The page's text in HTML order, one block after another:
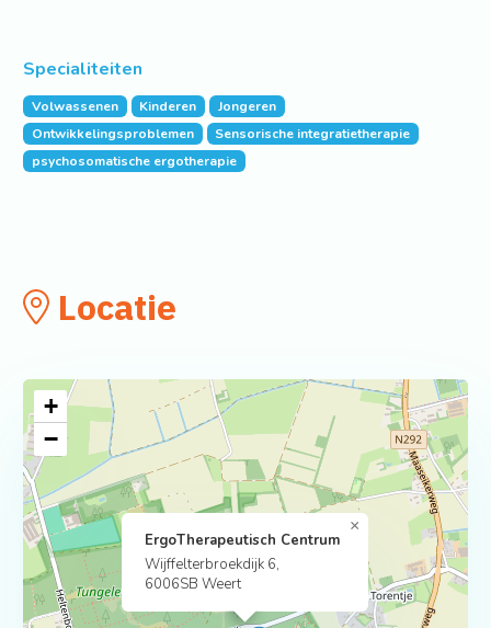
Specialiteiten
Volwassenen Kinderen
Jongeren
Ontwikkelingsproblemen
Sensorische integratietherapie
psychosomatische ergotherapie
Locatie
ErgoTherapeutisch Centrum
Wijffelterbroekdijk 6,
6006SB Weert
×
+
−